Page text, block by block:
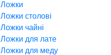
Ложки
Ложки столові
Ложки чайні
Ложки для лате
Ложки для меду